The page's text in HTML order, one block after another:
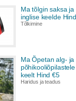
Ma tõlgin saksa ja
inglise keelde
Tõlkimine
Ma Õpetan alg- ja
keelt Hind €5
Haridus ja teadus